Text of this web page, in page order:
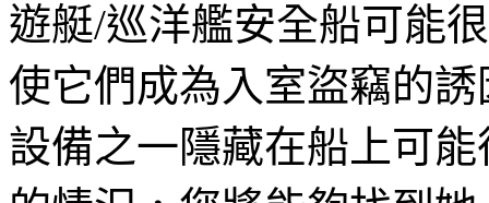
遊艇/巡洋艦安全船可能
使它們成為入室盜竊的
設備之一隱藏在船上可